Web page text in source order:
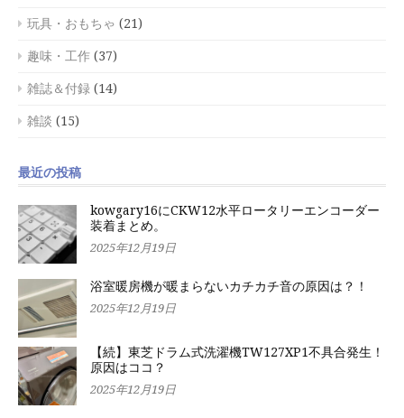
玩具・おもちゃ (21)
趣味・工作 (37)
雑誌＆付録 (14)
雑談 (15)
最近の投稿
kowgary16にCKW12水平ロータリーエンコーダー
装着まとめ。
2025年12月19日
浴室暖房機が暖まらないカチカチ音の原因は？！
2025年12月19日
【続】東芝ドラム式洗濯機TW127XP1不具合発生！
原因はココ？
2025年12月19日